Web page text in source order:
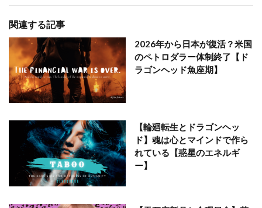
関連する記事
2026年から日本が復活？米国
のペトロダラー体制終了【ド
ラゴンヘッド魚座期】
【輪廻転生とドラゴンヘッ
ド】魂は心とマインドで作ら
れている【惑星のエネルギ
ー】